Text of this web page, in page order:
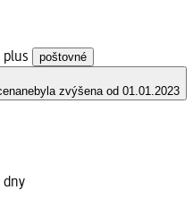
plus poštovné
nebyla zvýšena od 01.01.2023
dny